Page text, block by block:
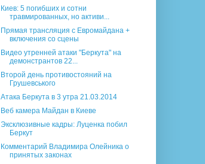
Киев: 5 погибших и сотни
травмированных, но активи...
Прямая трансляция с Евромайдана +
включения со сцены
Видео утренней атаки "Беркута" на
демонстрантов 22...
Второй день противостояний на
Грушевського
Атака Беркута в 3 утра 21.03.2014
Веб камера Майдан в Киеве
Эксклюзивные кадры: Луценка побил
Беркут
Комментарий Владимира Олейника о
принятых законах